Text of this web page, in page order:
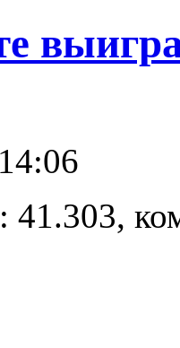
41.303,